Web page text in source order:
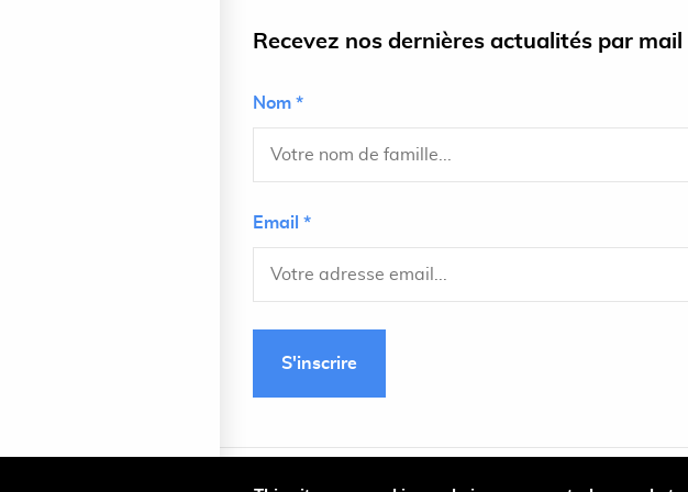
Recevez nos dernières actualités par mail
Nom *
Email *
S'inscrire